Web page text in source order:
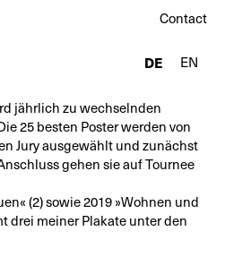
Contact
jährlich zu wechselnden
25 besten Poster werden von
Jury ausgewählt und zunächst
gehen sie auf Tournee
(2) sowie 2019 »Wohnen und
drei meiner Plakate unter den
DE EN